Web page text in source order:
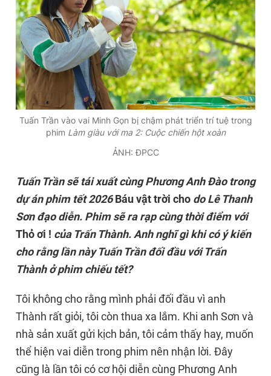
Tuấn Trần vào vai Minh Gọn bị chậm phát triển trí tuệ trong
phim Làm giàu với ma 2: Cuộc chiến hột xoàn
ẢNH: ĐPCC
Tuấn Trần sẽ tái xuất cùng Phương Anh Đào trong
dự án phim tết 2026Báu vật trời cho do Lê Thanh
Sơn đạo diễn. Phim sẽ ra rạp cùng thời điểm với
Thỏ ơi ! của Trấn Thành. Anh nghĩ gì khi có ý kiến
cho rằng lần này Tuấn Trần đối đầu với Trấn
Thành ở phim chiếu tết?
Tôi không cho rằng mình phải đối đầu vì anh
Thành rất giỏi, tôi còn thua xa lắm. Khi anh Sơn và
nhà sản xuất gửi kịch bản, tôi cảm thấy hay, muốn
thể hiện vai diễn trong phim nên nhận lời. Đây
cũng là lần tôi có cơ hội diễn cùng Phương Anh